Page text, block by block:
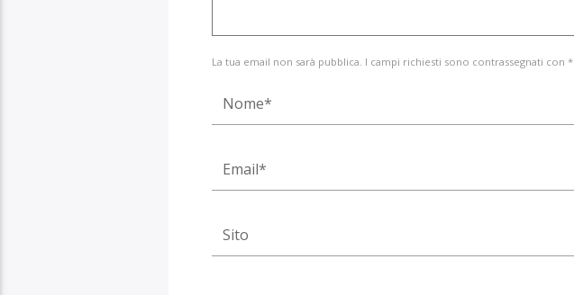
La tua email non sarà pubblica. I campi richiesti sono contrassegnati con *